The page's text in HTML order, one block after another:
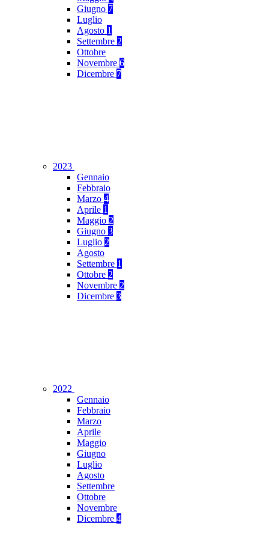
Giugno 7
Luglio
Agosto 1
Settembre 2
Ottobre
Novembre 6
Dicembre 7
2023
Gennaio
Febbraio
Marzo 4
Aprile 1
Maggio 2
Giugno 3
Luglio 2
Agosto
Settembre 1
Ottobre 2
Novembre 2
Dicembre 3
2022
Gennaio
Febbraio
Marzo
Aprile
Maggio
Giugno
Luglio
Agosto
Settembre
Ottobre
Novembre
Dicembre 4